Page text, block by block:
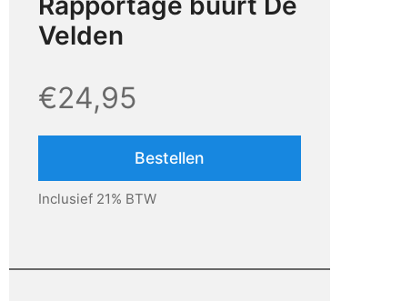
Velden
€24,95
Bestellen
Inclusief 21% BTW